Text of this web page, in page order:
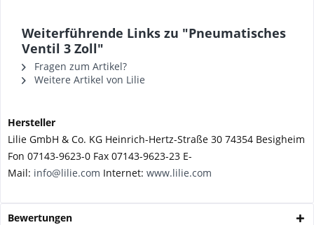
Weiterführende Links zu "Pneumatisches
Ventil 3 Zoll"
Fragen zum Artikel?
Weitere Artikel von Lilie
Hersteller
Lilie GmbH & Co. KG Heinrich-Hertz-Straße 30 74354 Besigheim
Fon 07143-9623-0 Fax 07143-9623-23 E-
Mail: info@lilie.com Internet: www.lilie.com
Bewertungen